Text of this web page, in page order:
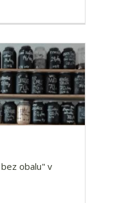
obalu" v